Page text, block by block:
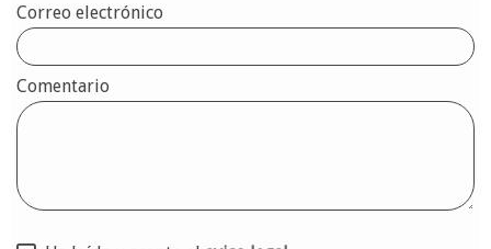
Correo electrónico
Comentario